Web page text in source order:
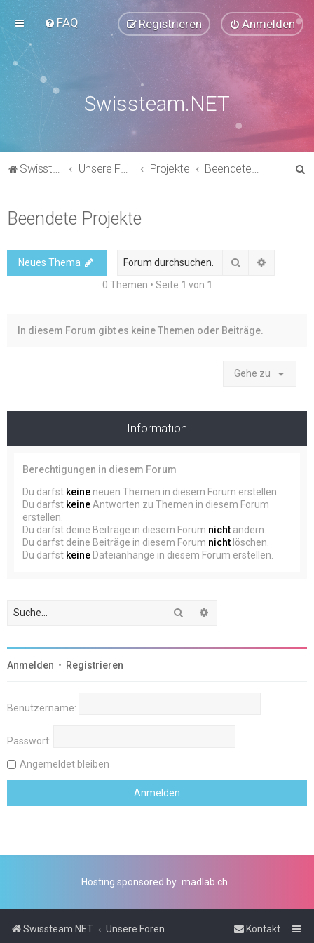
FAQ Anmelden
Registrieren
Swissteam.NET
Swissteam.NET Unsere Foren Projekte Beendete Projekte
Beendete Projekte
Neues Thema Suche
0 Themen • Seite 1 von 1
In diesem Forum gibt es keine Themen oder Beiträge.
Gehe zu
Information
Berechtigungen in diesem Forum
Du darfst keine neuen Themen in diesem Forum erstellen.
Du darfst keine Antworten zu Themen in diesem Forum
erstellen.
Du darfst deine Beiträge in diesem Forum nicht ändern.
Du darfst deine Beiträge in diesem Forum nicht löschen.
Du darfst keine Dateianhänge in diesem Forum erstellen.
Suche
Anmelden • Registrieren
Benutzername:
Passwort:
Angemeldet bleiben
Hosting sponsored by madlab.ch
Swissteam.NET Unsere Foren Kontakt